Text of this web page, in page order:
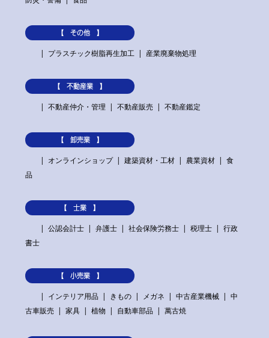
【 その他 】
プラスチック樹脂再生加工
産業廃棄物処理
【 不動産業 】
不動産仲介・管理
不動産販売 不動産鑑定
【 卸売業 】
オンラインショップ
建築資材・工材 農業資材
食
品
【 士業 】
公認会計士
弁護士 社会保険労務士 税理士
行政
書士
【 小売業 】
インテリア用品
きもの メガネ 中古産業機械
中
古車販売
家具 植物 自動車部品 萬古焼